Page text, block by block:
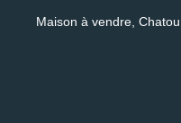
Maison à vendre, Chatou